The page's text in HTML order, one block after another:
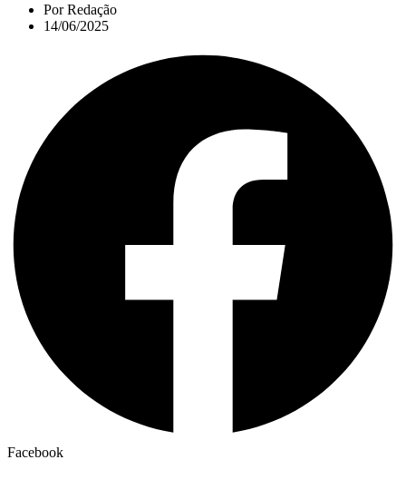
PorRedação
14/06/2025
Facebook